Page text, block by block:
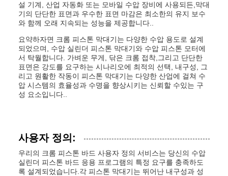
설 기계, 산업 자동화 또는 모바일 수압 장비에 사용되든,막대
기의 단단한 표면과 우수한 표면 마감은 최소한의 유지 보수
와 함께 오래 지속되는 성능을 제공합니다..
요약하자면 크롬 피스톤 막대기는 다양한 수압 용도로 설계
되었으며, 수압 실린더 피스톤 막대기와 수압 피스톤 모터에
서 탁월합니다. 가벼운 무게, 닦은 크롬 접착,그리고 단단한
표면은 강도를 요구하는 시나리오에 최적의 선택, 내구성, 그
리고 원활한 작동이 피스톤 막대기는 다양한 산업에 걸쳐 수
압 시스템의 효율성과 수명을 향상시키는 신뢰할 수있는 구
성 요소입니다..
사용자 정의:
우리의 크롬 피스톤 바드 사용자 정의 서비스는 당신의 수압
실린더 피스톤 바드 응용 프로그램의 특정 요구를 충족하도
록 설계되었습니다.각 피스톤 막대기는 뛰어난 내구성과 성